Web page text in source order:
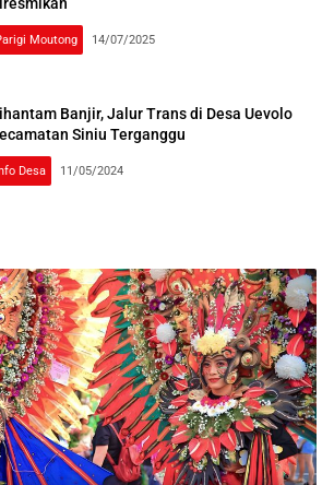
Moutong 14/07/2025
Banjir, Jalur Trans di Desa Uevolo
Siniu Terganggu
Desa 11/05/2024